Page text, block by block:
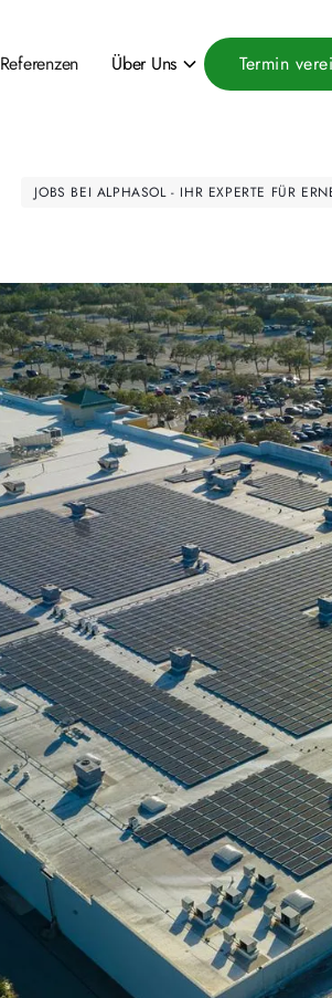
Referenzen Über Uns Termin
JOBS BEI ALPHASOL - IHR EXPERTE FÜR